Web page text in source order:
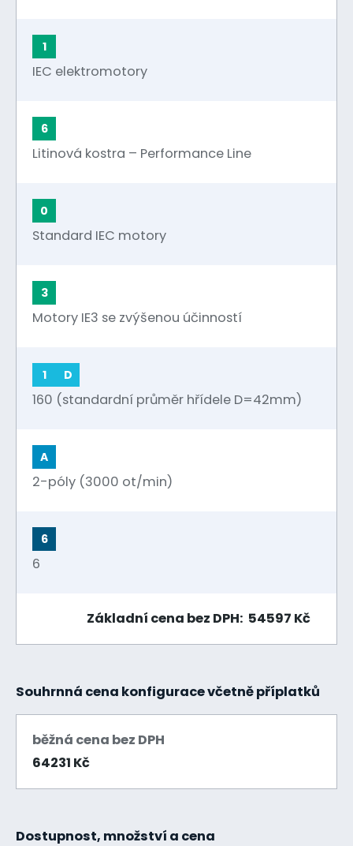
1
IEC elektromotory
6
Litinová kostra – Performance Line
0
Standard IEC motory
3
Motory IE3 se zvýšenou účinností
1 D
160 (standardní průměr hřídele D=42mm)
A
2-póly (3000 ot/min)
6
6
Základní cena bez DPH: 54597 Kč
Souhrnná cena konfigurace včetně příplatků
běžná cena bez DPH
64231 Kč
Dostupnost, množství a cena